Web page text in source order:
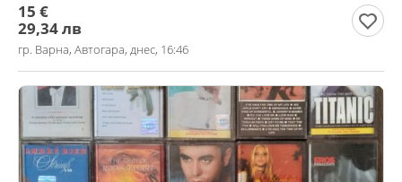
15 €
29,34 лв
гр. Варна, Автогара, днес, 16:46